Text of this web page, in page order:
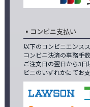
コンビニ支払い
以下のコンビニエンス
コンビニ決済の事務手
ご注文日の翌日から3
ビニのいずれかにてお